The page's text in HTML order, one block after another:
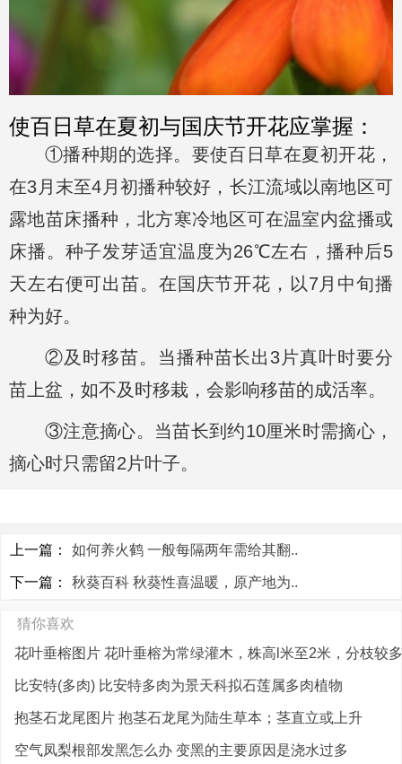
使百日草在夏初与国庆节开花应掌握：
①播种期的选择。要使百日草在夏初开花，
在3月末至4月初播种较好，长江流域以南地区可
露地苗床播种，北方寒冷地区可在温室内盆播或
床播。种子发芽适宜温度为26℃左右，播种后5
天左右便可出苗。在国庆节开花，以7月中旬播
种为好。
②及时移苗。当播种苗长出3片真叶时要分
苗上盆，如不及时移栽，会影响移苗的成活率。
③注意摘心。当苗长到约10厘米时需摘心，
摘心时只需留2片叶子。
上一篇： 如何养火鹤 一般每隔两年需给其翻..
下一篇： 秋葵百科 秋葵性喜温暖，原产地为..
猜你喜欢
花叶垂榕图片 花叶垂榕为常绿灌木，株高l米至2米，分枝较多
比安特(多肉) 比安特多肉为景天科拟石莲属多肉植物
抱茎石龙尾图片 抱茎石龙尾为陆生草本；茎直立或上升
空气凤梨根部发黑怎么办 变黑的主要原因是浇水过多